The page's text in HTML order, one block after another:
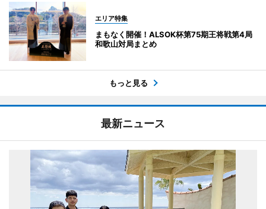
エリア特集
まもなく開催！ALSOK杯第75期王将戦第4局
和歌山対局まとめ
もっと見る
最新ニュース